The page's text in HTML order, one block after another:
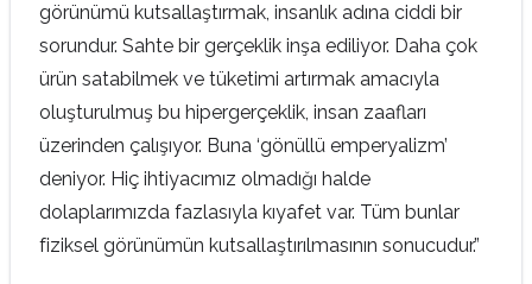
görünümü kutsallaştırmak, insanlık adına ciddi bir
sorundur. Sahte bir gerçeklik inşa ediliyor. Daha çok
ürün satabilmek ve tüketimi artırmak amacıyla
oluşturulmuş bu hipergerçeklik, insan zaafları
üzerinden çalışıyor. Buna ‘gönüllü emperyalizm’
deniyor. Hiç ihtiyacımız olmadığı halde
dolaplarımızda fazlasıyla kıyafet var. Tüm bunlar
fiziksel görünümün kutsallaştırılmasının sonucudur.”